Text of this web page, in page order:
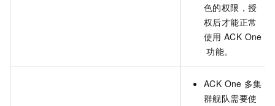
色的权限，授
权后才能正常
使用 ACK One
功能。
ACK One 多集
群舰队需要使